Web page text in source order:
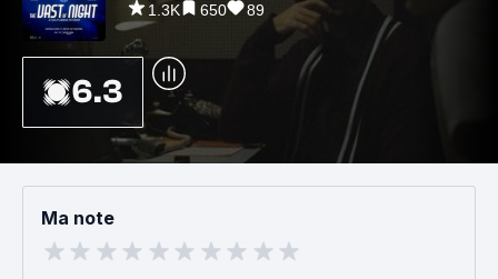
1.3K 650 89
6.3
Ma note